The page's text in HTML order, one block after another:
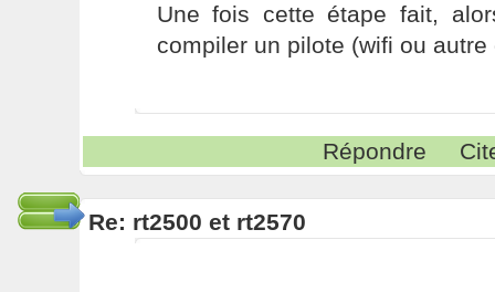
Une fois cette étape fait,
compiler un pilote (wifi ou autre
Répondre
Re: rt2500 et rt2570